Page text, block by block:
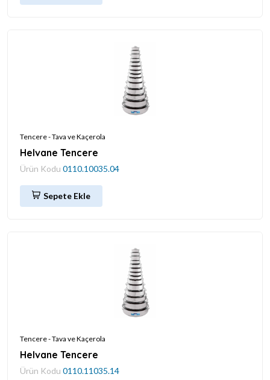
Tencere - Tava ve Kaçerola
Helvane Tencere
Ürün Kodu 0110.10035.04
Sepete Ekle
Tencere - Tava ve Kaçerola
Helvane Tencere
Ürün Kodu 0110.11035.14